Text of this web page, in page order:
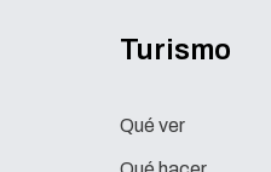
Turismo
Qué ver